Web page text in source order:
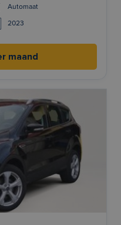
Automaat
2023
maand